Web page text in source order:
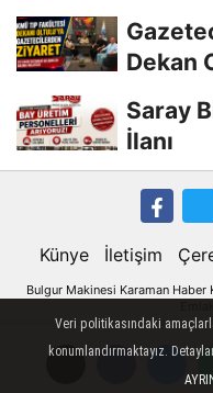
Dekan
Saray
İlanı
Künye İletişim
Bulgur Makinesi Karaman Haber
Veri politikasındaki
konumlandırmaktayız.